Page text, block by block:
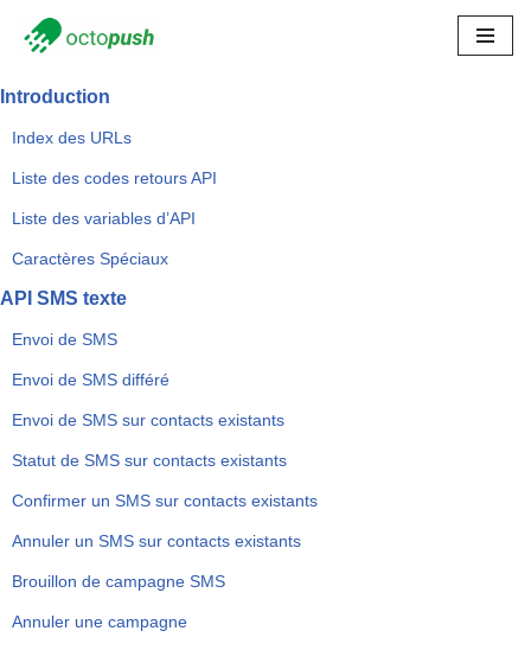
to
Introduction
Index des URLs
Liste des codes retours API
Liste des variables d’API
Caractères Spéciaux
API SMS texte
Envoi de SMS
Envoi de SMS différé
Envoi de SMS sur contacts existants
Statut de SMS sur contacts existants
Confirmer un SMS sur contacts existants
Annuler un SMS sur contacts existants
Brouillon de campagne SMS
Annuler une campagne